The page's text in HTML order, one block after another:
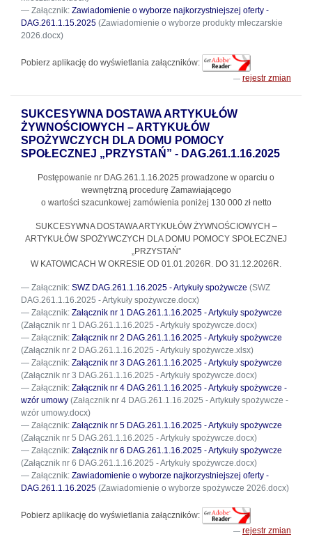
Załącznik: Zawiadomienie o wyborze najkorzystniejszej oferty -
DAG.261.1.15.2025 (Zawiadomienie o wyborze produkty mleczarskie
2026.docx)
Pobierz aplikację do wyświetlania załączników:
rejestr zmian
SUKCESYWNA DOSTAWA ARTYKUŁÓW
ŻYWNOŚCIOWYCH – ARTYKUŁÓW
SPOŻYWCZYCH DLA DOMU POMOCY
SPOŁECZNEJ „PRZYSTAŃ” - DAG.261.1.16.2025
Postępowanie nr DAG.261.1.16.2025 prowadzone w oparciu o
wewnętrzną procedurę Zamawiającego
o wartości szacunkowej zamówienia poniżej 130 000 zł netto
SUKCESYWNA DOSTAWA ARTYKUŁÓW ŻYWNOŚCIOWYCH –
ARTYKUŁÓW SPOŻYWCZYCH DLA DOMU POMOCY SPOŁECZNEJ
„PRZYSTAŃ”
W KATOWICACH W OKRESIE OD 01.01.2026R. DO 31.12.2026R.
Załącznik: SWZ DAG.261.1.16.2025 - Artykuły spożywcze (SWZ
DAG.261.1.16.2025 - Artykuły spożywcze.docx)
Załącznik: Załącznik nr 1 DAG.261.1.16.2025 - Artykuły spożywcze
(Załącznik nr 1 DAG.261.1.16.2025 - Artykuły spożywcze.docx)
Załącznik: Załącznik nr 2 DAG.261.1.16.2025 - Artykuły spożywcze
(Załącznik nr 2 DAG.261.1.16.2025 - Artykuły spożywcze.xlsx)
Załącznik: Załącznik nr 3 DAG.261.1.16.2025 - Artykuły spożywcze
(Załącznik nr 3 DAG.261.1.16.2025 - Artykuły spożywcze.docx)
Załącznik: Załącznik nr 4 DAG.261.1.16.2025 - Artykuły spożywcze -
wzór umowy (Załącznik nr 4 DAG.261.1.16.2025 - Artykuły spożywcze -
wzór umowy.docx)
Załącznik: Załącznik nr 5 DAG.261.1.16.2025 - Artykuły spożywcze
(Załącznik nr 5 DAG.261.1.16.2025 - Artykuły spożywcze.docx)
Załącznik: Załącznik nr 6 DAG.261.1.16.2025 - Artykuły spożywcze
(Załącznik nr 6 DAG.261.1.16.2025 - Artykuły spożywcze.docx)
Załącznik: Zawiadomienie o wyborze najkorzystniejszej oferty -
DAG.261.1.16.2025 (Zawiadomienie o wyborze spożywcze 2026.docx)
Pobierz aplikację do wyświetlania załączników:
rejestr zmian